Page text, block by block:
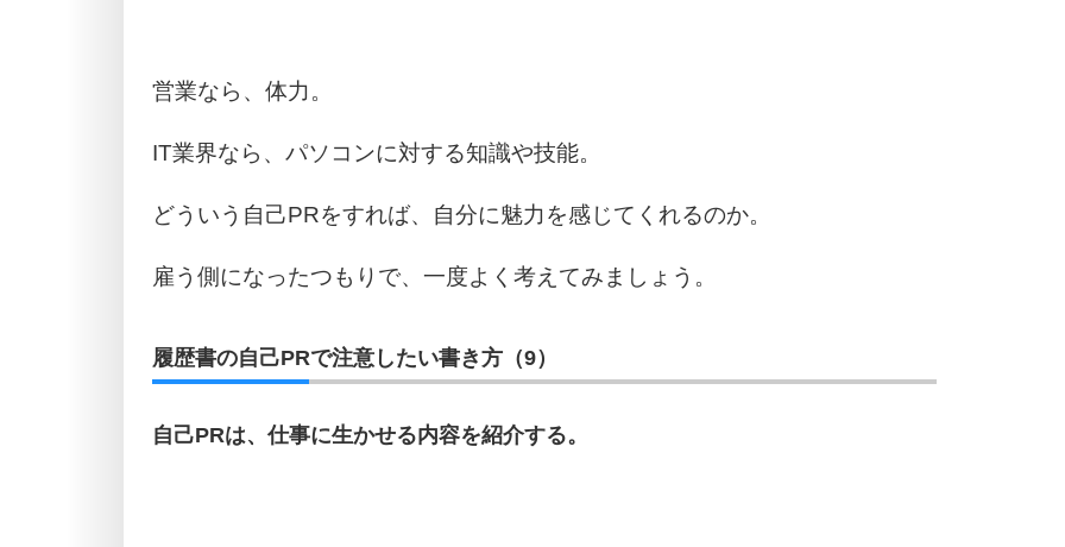
営業なら、体力。
IT業界なら、パソコンに対する知識や技能。
どういう自己PRをすれば、自分に魅力を感じてくれるのか。
雇う側になったつもりで、一度よく考えてみましょう。
履歴書の自己PRで注意したい書き方（9）
自己PRは、仕事に生かせる内容を紹介する。